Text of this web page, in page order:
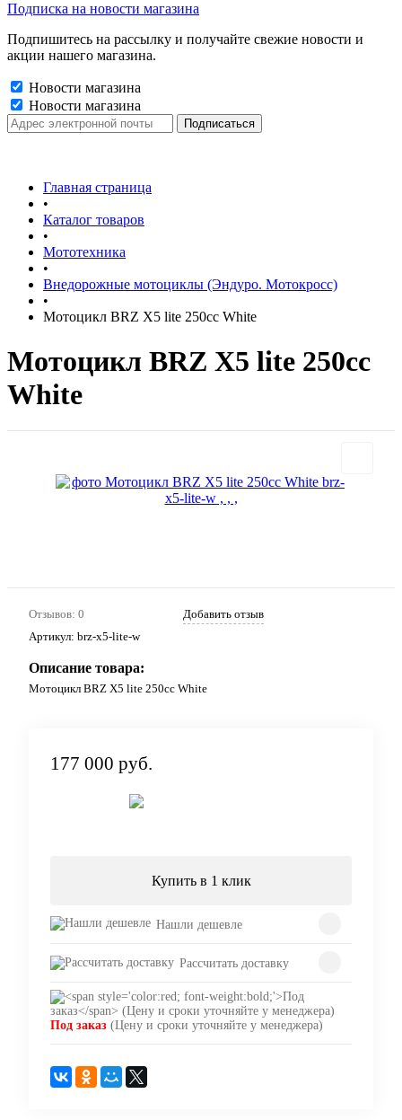
Подписка на новости магазина
Подпишитесь на рассылку и получайте свежие новости и
акции нашего магазина.
Новости магазина
Новости магазина
Главная страница
•
Каталог товаров
•
Мототехника
•
Внедорожные мотоциклы (Эндуро. Мотокросс)
•
Мотоцикл BRZ X5 lite 250cc White
Мотоцикл BRZ X5 lite 250cc
White
Отзывов: 0
Добавить отзыв
Артикул: brz-x5-lite-w
Описание товара:
Мотоцикл BRZ X5 lite 250cc White
177 000 руб.
Купить в 1 клик
Нашли дешевле
Рассчитать доставку
Под заказ (Цену и сроки уточняйте у менеджера)